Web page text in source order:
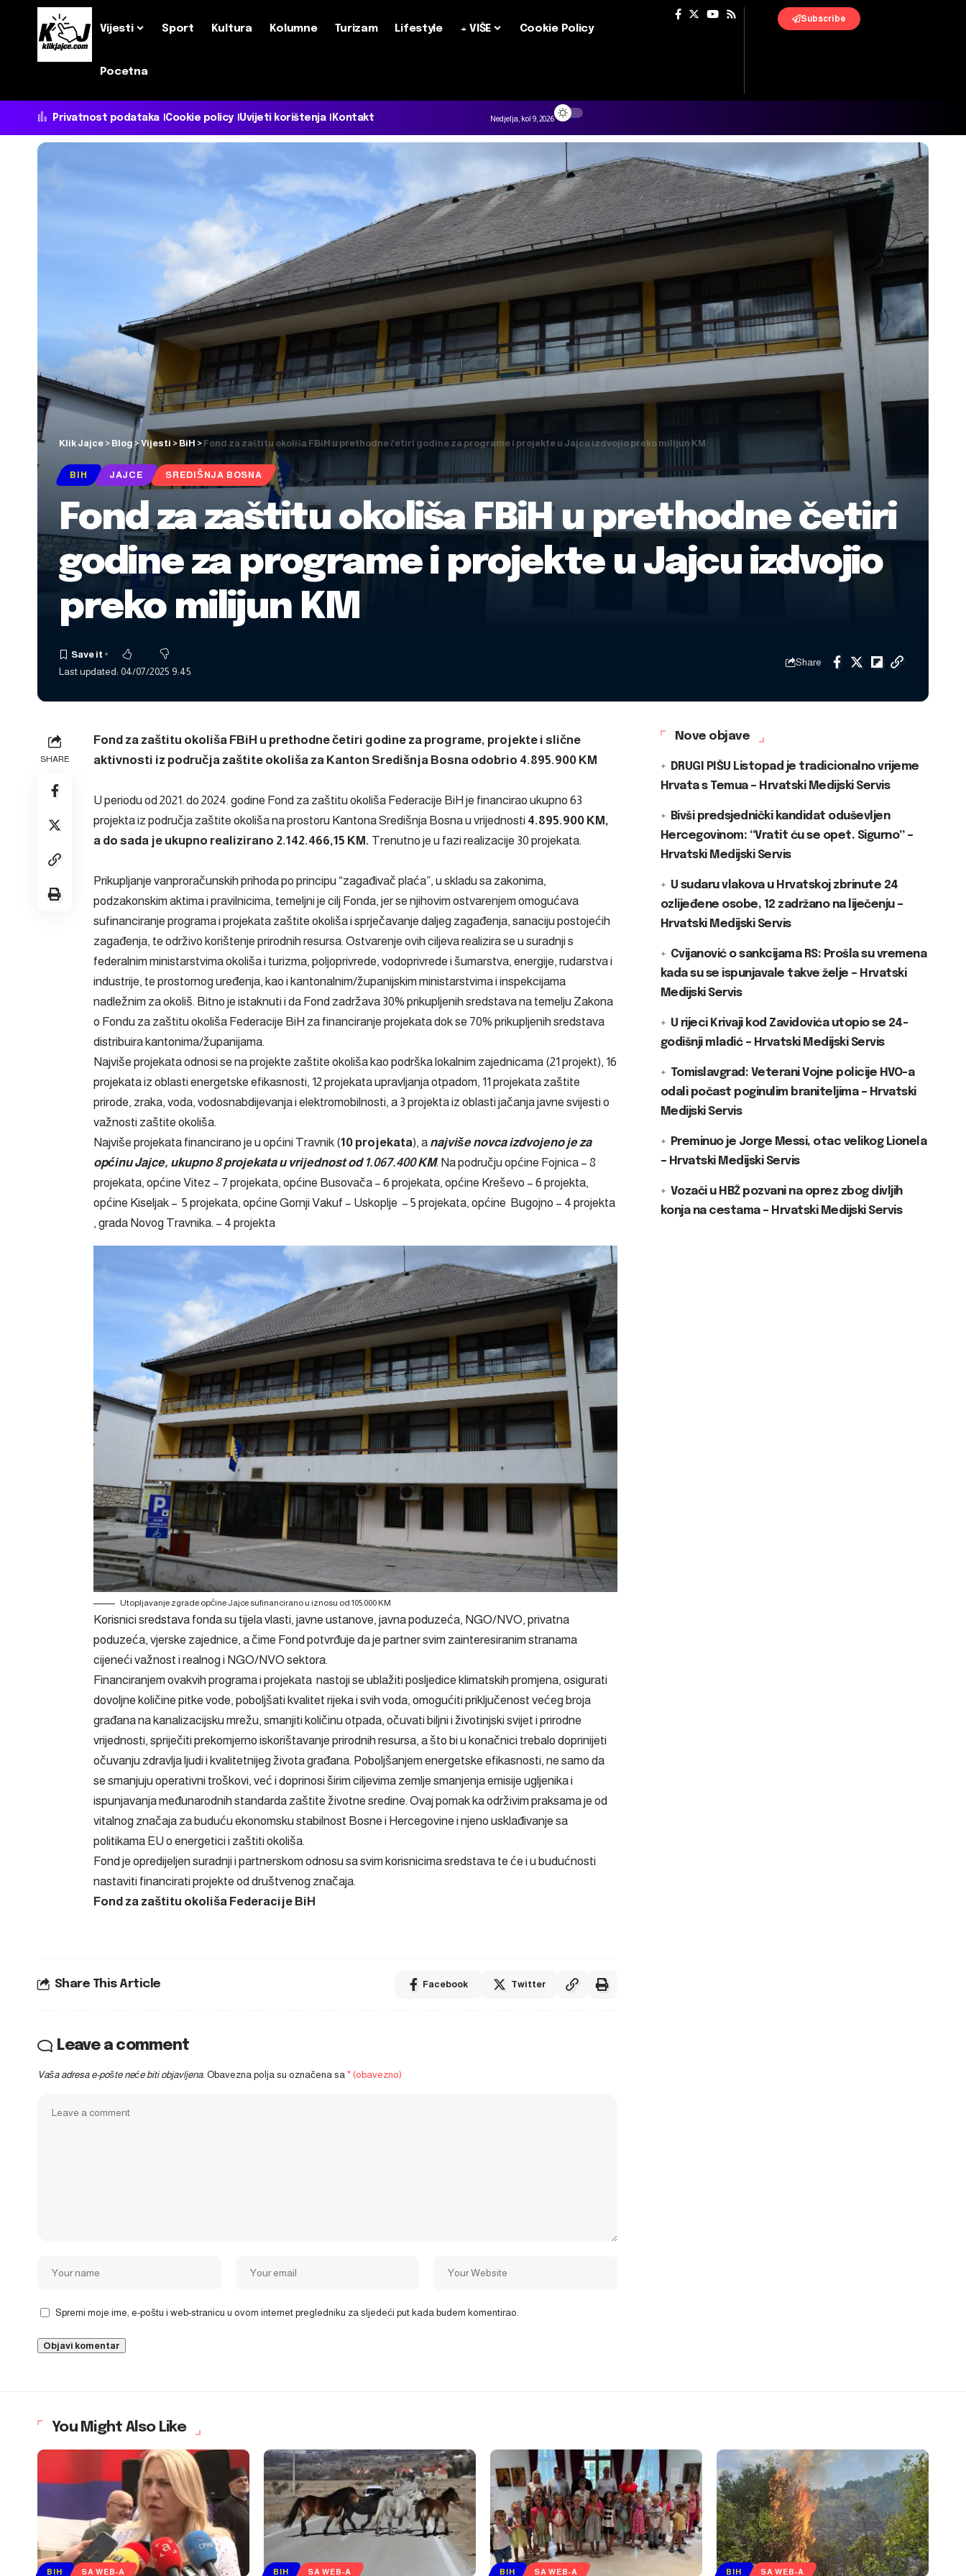
Vijesti Sport Kultura Kolumne Turizam Lifestyle + VIŠE Cookie Policy
Pocetna
Subscribe
Privatnost podataka Cookie policy Uvijeti korištenja Kontakt Nedjelja, kol 9, 2026
Klik Jajce > Blog>Vijesti > BiH > Fond za zaštitu okoliša FBiH u prethodne četiri godine za programe i projekte u Jajcu izdvojio preko milijun KM
BIH JAJCE SREDIŠNJA BOSNA
Fond za zaštitu okoliša FBiH u prethodne četiri
godine za programe i projekte u Jajcu izdvojio
preko milijun KM
Last updated: 04/07/2025 9:45
Share
SHARE
Fond za zaštitu okoliša FBiH u prethodne četiri godine za programe, projekte i slične
aktivnosti iz područja zaštite okoliša za Kanton Središnja Bosna odobrio 4.895.900 KM
U periodu od 2021. do 2024. godine Fond za zaštitu okoliša Federacije BiH je financirao ukupno 63
projekta iz područja zaštite okoliša na prostoru Kantona Središnja Bosna u vrijednosti 4.895.900 KM,
a do sada je ukupno realizirano 2.142.466,15 KM. Trenutno je u fazi realizacije 30 projekata.
Prikupljanje vanproračunskih prihoda po principu “zagađivač plaća”, u skladu sa zakonima,
podzakonskim aktima i pravilnicima, temeljni je cilj Fonda, jer se njihovim ostvarenjem omogućava
sufinanciranje programa i projekata zaštite okoliša i sprječavanje daljeg zagađenja, sanaciju postojećih
zagađenja, te održivo korištenje prirodnih resursa. Ostvarenje ovih ciljeva realizira se u suradnji s
federalnim ministarstvima okoliša i turizma, poljoprivrede, vodoprivrede i šumarstva, energije, rudarstva i
industrije, te prostornog uređenja, kao i kantonalnim/županijskim ministarstvima i inspekcijama
nadležnim za okoliš. Bitno je istaknuti i da Fond zadržava 30% prikupljenih sredstava na temelju Zakona
o Fondu za zaštitu okoliša Federacije BiH za financiranje projekata dok se 70% prikupljenih sredstava
distribuira kantonima/županijama.
Najviše projekata odnosi se na projekte zaštite okoliša kao podrška lokalnim zajednicama (21 projekt), 16
projekata iz oblasti energetske efikasnosti, 12 projekata upravljanja otpadom, 11 projekata zaštite
prirode, zraka, voda, vodosnabdijevanja i elektromobilnosti, a 3 projekta iz oblasti jačanja javne svijesti o
važnosti zaštite okoliša.
Najviše projekata financirano je u općini Travnik (10 projekata), a najviše novca izdvojeno je za
općinu Jajce, ukupno 8 projekata u vrijednost od 1.067.400 KM. Na području općine Fojnica – 8
projekata, općine Vitez – 7 projekata, općine Busovača – 6 projekata, općine Kreševo – 6 projekta,
općine Kiseljak – 5 projekata, općine Gornji Vakuf – Uskoplje – 5 projekata, općine Bugojno – 4 projekta
, grada Novog Travnika. – 4 projekta
Utopljavanje zgrade općine Jajce sufinancirano u iznosu od 105.000 KM
Korisnici sredstava fonda su tijela vlasti, javne ustanove, javna poduzeća, NGO/NVO, privatna
poduzeća, vjerske zajednice, a čime Fond potvrđuje da je partner svim zainteresiranim stranama
cijeneći važnost i realnog i NGO/NVO sektora.
Financiranjem ovakvih programa i projekata nastoji se ublažiti posljedice klimatskih promjena, osigurati
dovoljne količine pitke vode, poboljšati kvalitet rijeka i svih voda, omogućiti priključenost većeg broja
građana na kanalizacijsku mrežu, smanjiti količinu otpada, očuvati biljni i životinjski svijet i prirodne
vrijednosti, spriječiti prekomjerno iskorištavanje prirodnih resursa, a što bi u konačnici trebalo doprinijeti
očuvanju zdravlja ljudi i kvalitetnijeg života građana. Poboljšanjem energetske efikasnosti, ne samo da
se smanjuju operativni troškovi, već i doprinosi širim ciljevima zemlje smanjenja emisije ugljenika i
ispunjavanja međunarodnih standarda zaštite životne sredine. Ovaj pomak ka održivim praksama je od
vitalnog značaja za buduću ekonomsku stabilnost Bosne i Hercegovine i njeno usklađivanje sa
politikama EU o energetici i zaštiti okoliša.
Fond je opredijeljen suradnji i partnerskom odnosu sa svim korisnicima sredstava te će i u budućnosti
nastaviti financirati projekte od društvenog značaja.
Fond za zaštitu okoliša Federacije BiH
Share This Article Facebook Twitter
Leave a comment
Vaša adresa e-pošte neće biti objavljena. Obavezna polja su označena sa * (obavezno)
Spremi moje ime, e-poštu i web-stranicu u ovom internet pregledniku za sljedeći put kada budem komentirao.
Nove objave
DRUGI PIŠU Listopad je tradicionalno vrijeme
Hrvata s Temua – Hrvatski Medijski Servis
Bivši predsjednički kandidat oduševljen
Hercegovinom: “Vratit ću se opet. Sigurno” –
Hrvatski Medijski Servis
U sudaru vlakova u Hrvatskoj zbrinute 24
ozlijeđene osobe, 12 zadržano na liječenju –
Hrvatski Medijski Servis
Cvijanović o sankcijama RS: Prošla su vremena
kada su se ispunjavale takve želje – Hrvatski
Medijski Servis
U rijeci Krivaji kod Zavidovića utopio se 24-
godišnji mladić – Hrvatski Medijski Servis
Tomislavgrad: Veterani Vojne policije HVO-a
odali počast poginulim braniteljima – Hrvatski
Medijski Servis
Preminuo je Jorge Messi, otac velikog Lionela
– Hrvatski Medijski Servis
Vozači u HBŽ pozvani na oprez zbog divljih
konja na cestama – Hrvatski Medijski Servis
You Might Also Like
BIH SA WEB-A BIH SA WEB-A BIH SA WEB-A BIH SA WEB-A